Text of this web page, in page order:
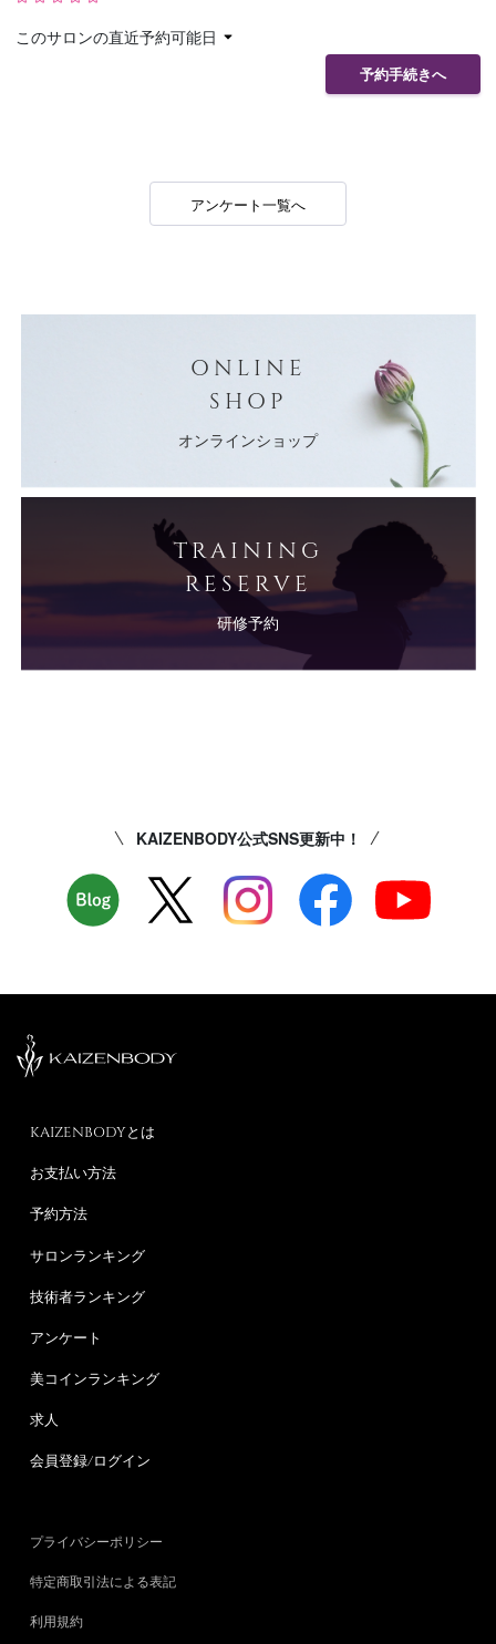
このサロンの直近予約可能日
予約手続きへ
アンケート一覧へ
ONLINE
SHOP
オンラインショップ
TRAINING
RESERVE
研修予約
KAIZENBODY公式SNS更新中！
KAIZENBODYとは
お支払い方法
予約方法
サロンランキング
技術者ランキング
アンケート
美コインランキング
求人
会員登録/ログイン
プライバシーポリシー
特定商取引法による表記
利用規約